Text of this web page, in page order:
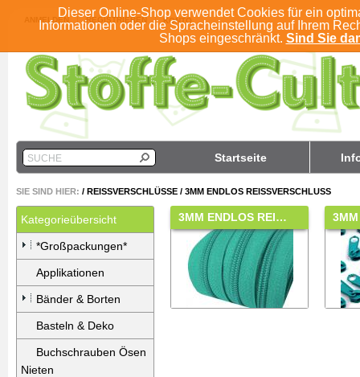
Dieser Online-Shop verwendet Cookies für ein
Informationen oder die Spracheinstellung auf Ihrem
Shops eingeschränkt. Sind Sie
ANMELDEN REGISTRIEREN KONTO
Startseite
SUCHE
SIE SIND HIER: / REISSVERSCHLÜSSE / 3MM ENDLOS REISSVERSCHLUSS
Kategorieübersicht
*Großpackungen*
Applikationen
Bänder & Borten
Basteln & Deko
Buchschrauben Ösen
Nieten
3MM ENDLOS REI…